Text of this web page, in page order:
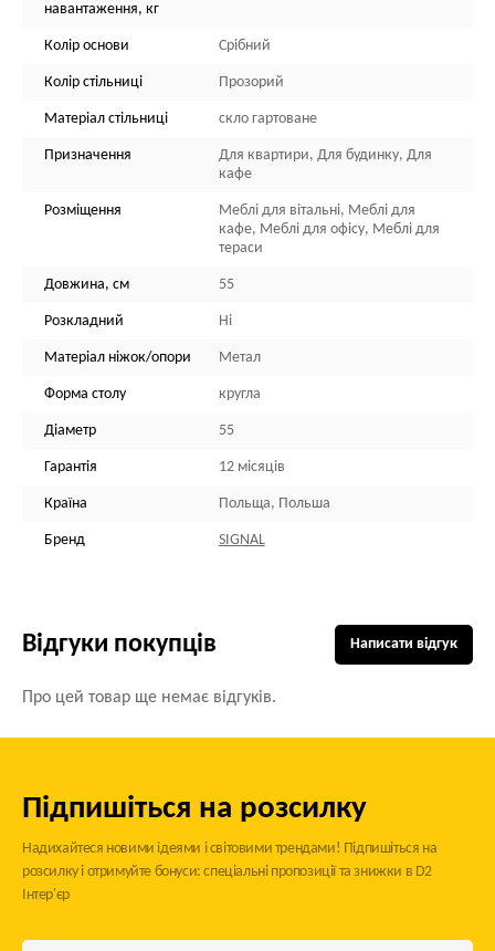
навантаження, кг
Колір основи Срібний
Колір стільниці Прозорий
Матеріал стільниці скло гартоване
Призначення
Для квартири, Для будинку, Для
кафе
Розміщення
Меблі для вітальні, Меблі для
кафе, Меблі для офісу, Меблі для
тераси
Довжина, см 55
Розкладний Ні
Матеріал ніжок/опори Метал
Форма столу кругла
Діаметр 55
Гарантія 12 місяців
Країна Польща, Польша
Бренд SIGNAL
Відгуки покупців
Про цей товар ще немає відгуків.
Написати відгук
Підпишіться на розсилку
Надихайтеся новими ідеями і світовими трендами! Підпишіться на
розсилку і отримуйте бонуси: спеціальні пропозиції та знижки в D2
Інтер'єр